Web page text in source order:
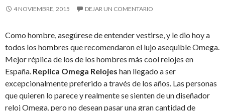
4 NOVIEMBRE, 2015 DEJAR UN COMENTARIO
Como hombre, asegúrese de entender vestirse, y le dio hoy a
todos los hombres que recomendaron el lujo asequible Omega.
Mejor réplica de los de los hombres más cool relojes en
España. Replica Omega Relojes han llegado a ser
excepcionalmente preferido a través de los años. Las personas
que quieren lo parece y realmente se sienten de un diseñador
reloj Omega, pero no desean pasar una gran cantidad de